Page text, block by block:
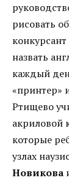
рисовать
конкурсант
назвать
каждый
«принтер»
Ртищево
акриловой
которые
узлах
Новикова